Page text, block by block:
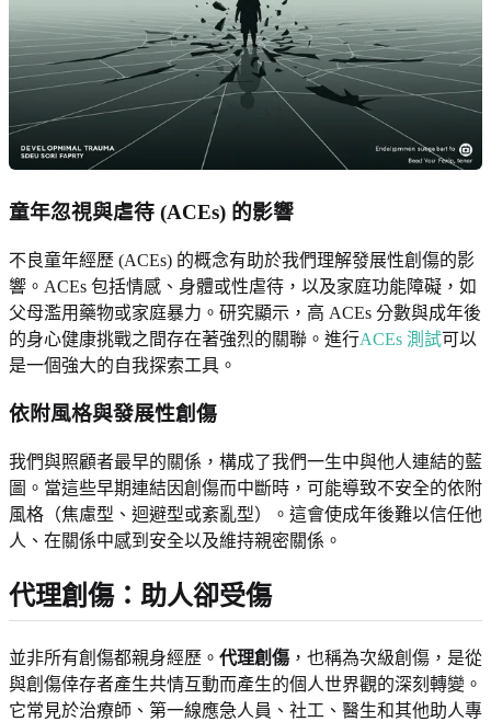
童年忽視與虐待 (ACEs) 的影響
不良童年經歷 (ACEs) 的概念有助於我們理解發展性創傷的影
響。ACEs 包括情感、身體或性虐待，以及家庭功能障礙，如
父母濫用藥物或家庭暴力。研究顯示，高 ACEs 分數與成年後
的身心健康挑戰之間存在著強烈的關聯。進行ACEs 測試可以
是一個強大的自我探索工具。
依附風格與發展性創傷
我們與照顧者最早的關係，構成了我們一生中與他人連結的藍
圖。當這些早期連結因創傷而中斷時，可能導致不安全的依附
風格（焦慮型、迴避型或紊亂型）。這會使成年後難以信任他
人、在關係中感到安全以及維持親密關係。
代理創傷：助人卻受傷
並非所有創傷都親身經歷。 代理創傷，也稱為次級創傷，是從
與創傷倖存者產生共情互動而產生的個人世界觀的深刻轉變。
它常見於治療師、第一線應急人員、社工、醫生和其他助人專